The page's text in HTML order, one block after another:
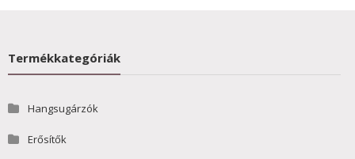
Termékkategóriák
Hangsugárzók
Erősítők